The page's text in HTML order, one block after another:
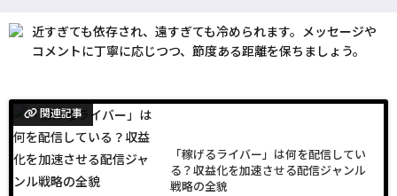
近すぎても依存され、遠すぎても冷められます。メッセージや
コメントに丁寧に応じつつ、節度ある距離を保ちましょう。
関連記事
「稼げるライバー」は何を配信してい
る？収益化を加速させる配信ジャンル
戦略の全貌